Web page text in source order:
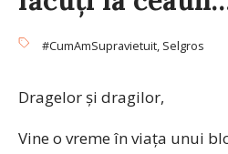
#CumAmSupravietuit, Selgros
Dragelor şi dragilor,
Vine o vreme în viaţa unui